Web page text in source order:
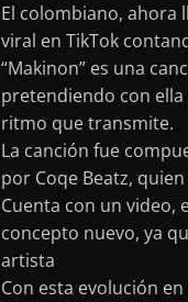
El colombiano, ahora
viral en TikTok
“Makinon” es una
pretendiendo con ella
ritmo que transmite.
La canción fue
por Coqe Beatz,
Cuenta con un video,
concepto nuevo, ya
artista
Con esta evolución